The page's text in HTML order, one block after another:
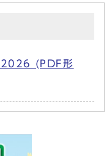
2026 (PDF形